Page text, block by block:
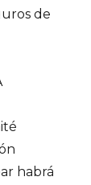
de
habrá